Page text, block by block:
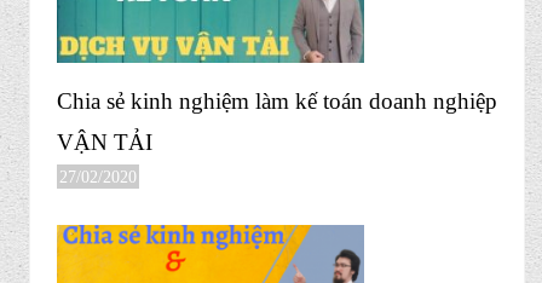
Chia sẻ kinh nghiệm làm kế toán doanh nghiệp
VẬN TẢI
27/02/2020